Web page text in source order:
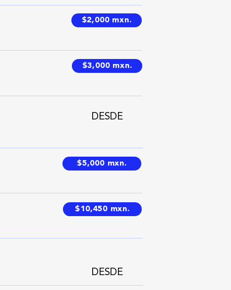
$2,000 mxn.
$3,000 mxn.
DESDE
$5,000 mxn.
$10,450 mxn.
DESDE